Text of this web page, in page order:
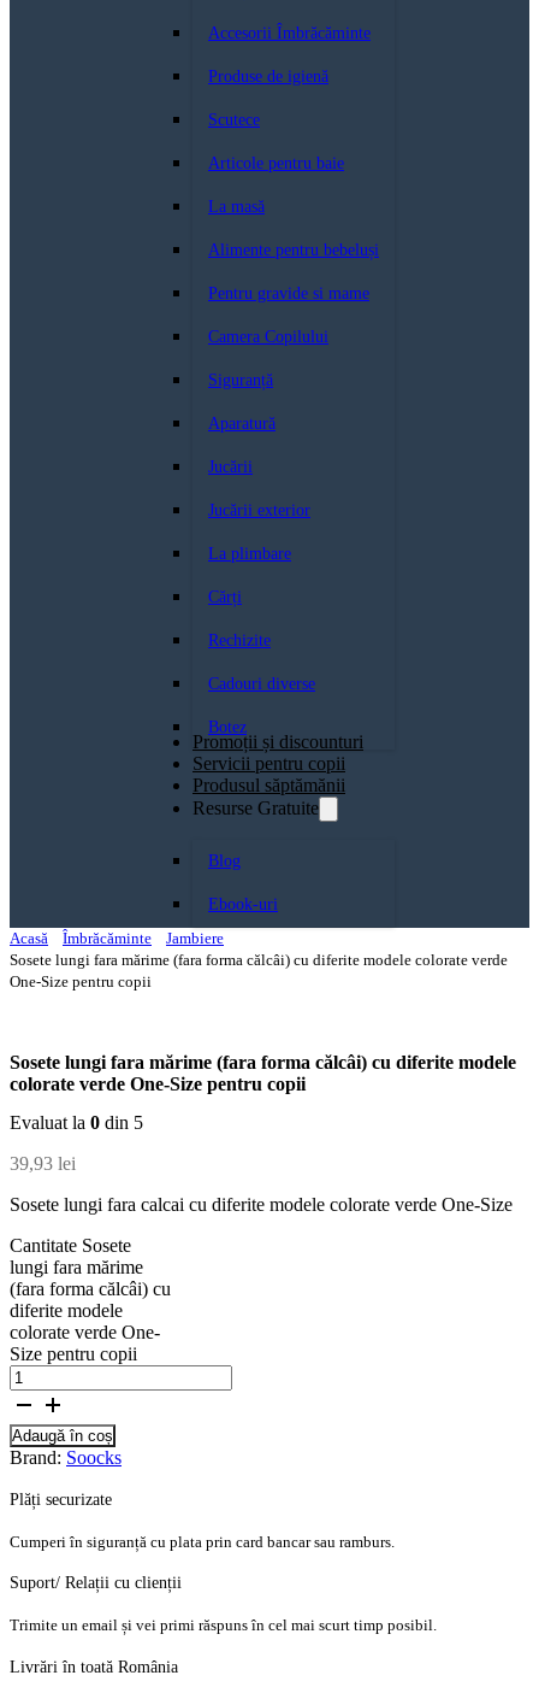
Accesorii Îmbrăcăminte
Produse de igienă
Scutece
Articole pentru baie
La masă
Alimente pentru bebeluși
Pentru gravide si mame
Camera Copilului
Siguranță
Aparatură
Jucării
Jucării exterior
La plimbare
Cărți
Rechizite
Cadouri diverse
Botez
Promoții și discounturi
Servicii pentru copii
Produsul săptămănii
Resurse Gratuite
Blog
Ebook-uri
Acasă
Îmbrăcăminte
Jambiere
Sosete lungi fara mărime (fara forma călcâi) cu diferite modele colorate verde
One-Size pentru copii
Sosete lungi fara mărime (fara forma călcâi) cu diferite modele
colorate verde One-Size pentru copii
Evaluat la 0 din 5
39,93 lei
Sosete lungi fara calcai cu diferite modele colorate verde One-Size
Cantitate Sosete
lungi fara mărime
(fara forma călcâi) cu
diferite modele
colorate verde One-
Size pentru copii
Adaugă în coș
Brand: Soocks
Plăți securizate
Cumperi în siguranță cu plata prin card bancar sau ramburs.
Suport/ Relații cu clienții
Trimite un email și vei primi răspuns în cel mai scurt timp posibil.
Livrări în toată România